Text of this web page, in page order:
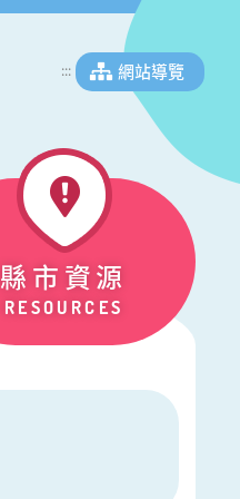
::: 網站導覽
縣市資源
RESOURCES